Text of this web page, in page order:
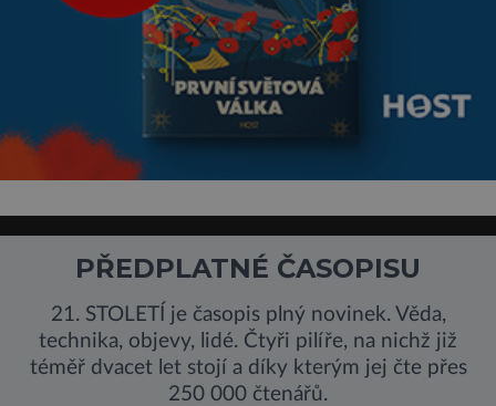
PŘEDPLATNÉ ČASOPISU
21. STOLETÍ je časopis plný novinek. Věda,
technika, objevy, lidé. Čtyři pilíře, na nichž již
téměř dvacet let stojí a díky kterým jej čte přes
250 000 čtenářů.